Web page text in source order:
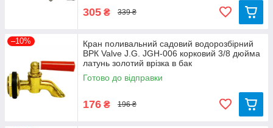
305 ₴ 339 ₴
–10%
Кран поливальний садовий водорозбірний
ВРК Valve J.G. JGH-006 корковий 3/8 дюйма
латунь золотий врізка в бак
Готово до відправки
176 ₴ 196 ₴